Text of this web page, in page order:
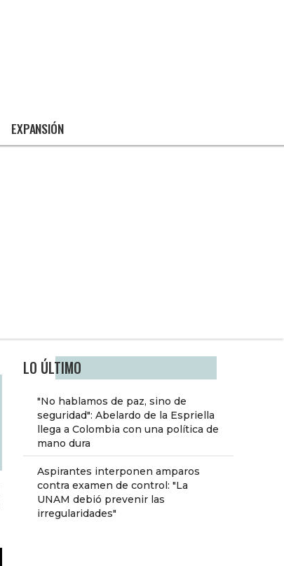
EXPANSIÓN
LO ÚLTIMO
"No hablamos de paz, sino de
seguridad": Abelardo de la Espriella
llega a Colombia con una política de
mano dura
Aspirantes interponen amparos
contra examen de control: "La
UNAM debió prevenir las
irregularidades"